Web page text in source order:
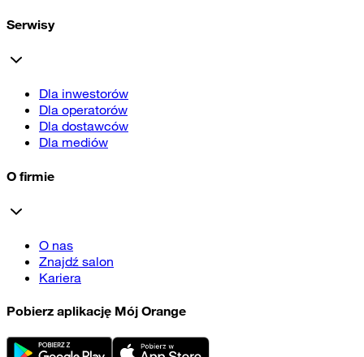
Serwisy
Dla inwestorów
Dla operatorów
Dla dostawców
Dla mediów
O firmie
O nas
Znajdź salon
Kariera
Pobierz aplikację Mój Orange